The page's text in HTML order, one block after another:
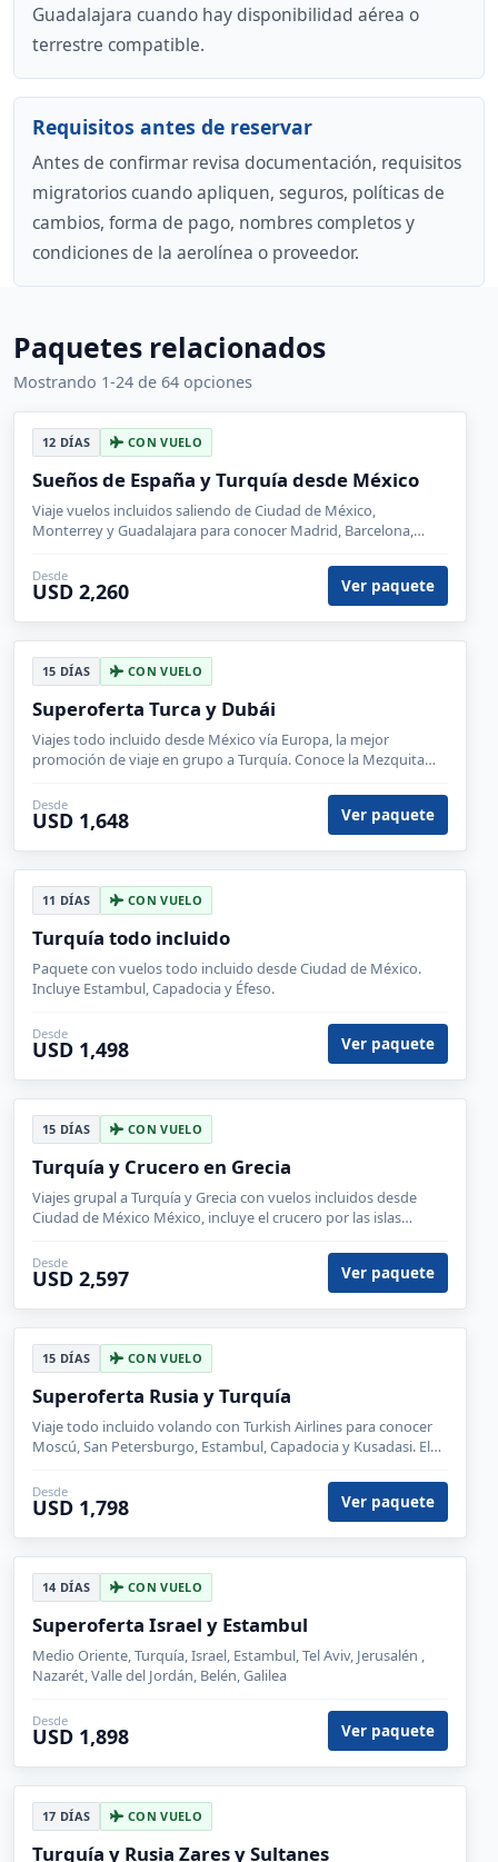
Guadalajara cuando hay disponibilidad aérea o
terrestre compatible.
Requisitos antes de reservar
Antes de confirmar revisa documentación, requisitos
migratorios cuando apliquen, seguros, políticas de
cambios, forma de pago, nombres completos y
condiciones de la aerolínea o proveedor.
Paquetes relacionados
Mostrando 1-24 de 64 opciones
12 DÍAS CON VUELO
Sueños de España y Turquía desde México
Viaje vuelos incluidos saliendo de Ciudad de México,
Monterrey y Guadalajara para conocer Madrid, Barcelona,
Desde
USD 2,260 Ver paquete
15 DÍAS CON VUELO
Superoferta Turca y Dubái
Viajes todo incluido desde México vía Europa, la mejor
promoción de viaje en grupo a Turquía. Conoce la Mezquita
Desde
USD 1,648 Ver paquete
11 DÍAS CON VUELO
Turquía todo incluido
Paquete con vuelos todo incluido desde Ciudad de México.
Incluye Estambul, Capadocia y Éfeso.
Desde
USD 1,498 Ver paquete
15 DÍAS CON VUELO
Turquía y Crucero en Grecia
Viajes grupal a Turquía y Grecia con vuelos incluidos desde
Ciudad de México México, incluye el crucero por las islas
Desde
USD 2,597 Ver paquete
15 DÍAS CON VUELO
Superoferta Rusia y Turquía
Viaje todo incluido volando con Turkish Airlines para conocer
Moscú, San Petersburgo, Estambul, Capadocia y Kusadasi. El
Desde
USD 1,798 Ver paquete
14 DÍAS CON VUELO
Superoferta Israel y Estambul
Medio Oriente, Turquía, Israel, Estambul, Tel Aviv, Jerusalén ,
Nazarét, Valle del Jordán, Belén, Galilea
Desde
USD 1,898 Ver paquete
17 DÍAS CON VUELO
Turquía y Rusia Zares y Sultanes